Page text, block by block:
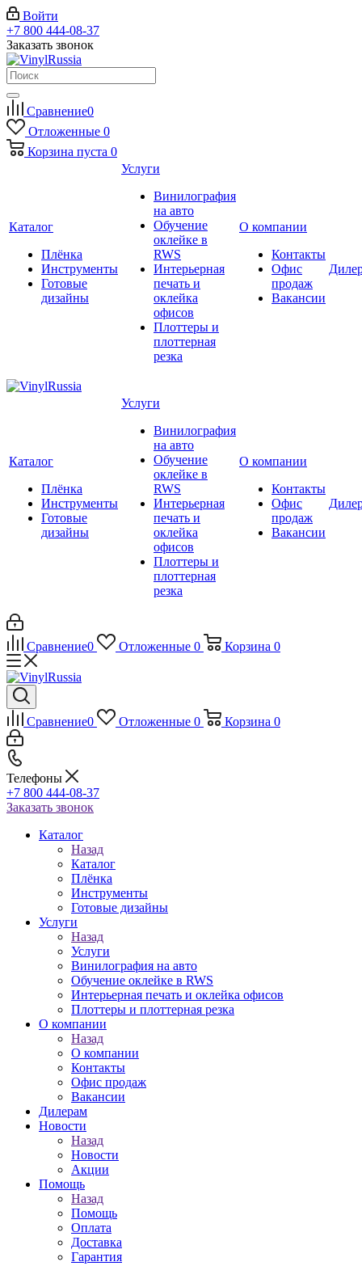
Войти
+7 800 444-08-37
Заказать звонок
Сравнение0
Отложенные 0
Корзина пуста 0
Каталог
Плёнка
Инструменты
Готовые
дизайны
Услуги
Винилография
на авто
Обучение
оклейке в
RWS
Интерьерная
печать и
оклейка
офисов
Плоттеры и
плоттерная
резка
О компании
Контакты
Офис
продаж
Вакансии
Каталог
Плёнка
Инструменты
Готовые
дизайны
Услуги
Винилография
на авто
Обучение
оклейке в
RWS
Интерьерная
печать и
оклейка
офисов
Плоттеры и
плоттерная
резка
О компании
Контакты
Офис
продаж
Вакансии
Сравнение0 Отложенные 0 Корзина 0
Сравнение0 Отложенные 0 Корзина 0
Телефоны
+7 800 444-08-37
Заказать звонок
Каталог
Назад
Каталог
Плёнка
Инструменты
Готовые дизайны
Услуги
Назад
Услуги
Винилография на авто
Обучение оклейке в RWS
Интерьерная печать и оклейка офисов
Плоттеры и плоттерная резка
О компании
Назад
О компании
Контакты
Офис продаж
Вакансии
Дилерам
Новости
Назад
Новости
Акции
Помощь
Назад
Помощь
Оплата
Доставка
Гарантия